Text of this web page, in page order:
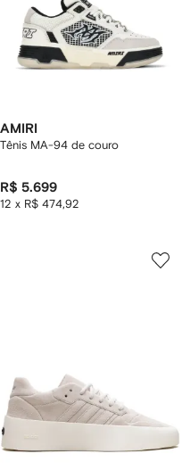
AMIRI
Tênis MA-94 de couro
R$ 5.699
12 x R$ 474,92